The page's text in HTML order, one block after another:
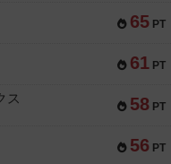
65 PT
61 PT
58 PT
ス
56 PT